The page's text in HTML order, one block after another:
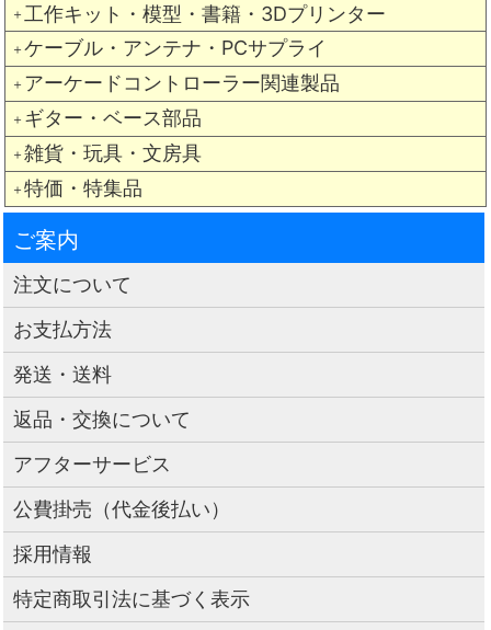
＋ 工作キット・模型・書籍・3Dプリンター
＋ ケーブル・アンテナ・PCサプライ
＋ アーケードコントローラー関連製品
＋ ギター・ベース部品
＋ 雑貨・玩具・文房具
＋ 特価・特集品
ご案内
注文について
お支払方法
発送・送料
返品・交換について
アフターサービス
公費掛売（代金後払い）
採用情報
特定商取引法に基づく表示